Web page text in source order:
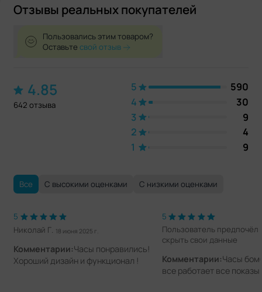
Отзывы реальных покупателей
Пользовались этим товаром?
Оставьтесвой отзыв
4.85
642 отзыва
5
590
4
30
3
9
2
4
1
9
Все С высокими оценками С низкими оценками
5
Николай Г. 18 июня 2025 г.
Комментарии:Часы понравились!
Хороший дизайн и функционал !
5
Пользователь предпочёл
скрыть свои данные
Комментарии:Часы
все работает все